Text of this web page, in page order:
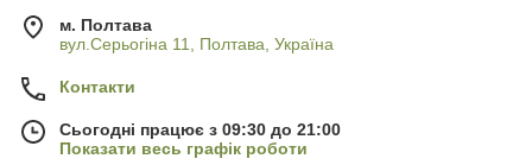
м. Полтава
вул.Серьогіна 11, Полтава, Україна
Контакти
Сьогодні працює з 09:30 до 21:00
Показати весь графік роботи